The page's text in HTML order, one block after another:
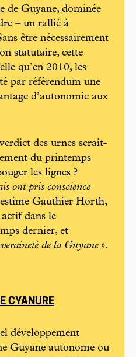
de Guyane, dominée
– un rallié à
être nécessairement
statutaire, cette
qu’en 2010, les
par référendum une
d’autonomie aux
des urnes serait-
du printemps
les lignes ?
ont pris conscience
estime Gauthier Horth,
dans le
dernier, et
de la Guyane ».
CYANURE
développement
Guyane autonome ou